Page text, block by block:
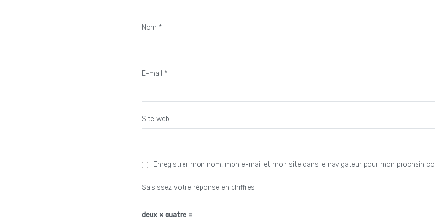
Nom *
E-mail *
Site web
Enregistrer mon nom, mon e-mail et mon site dans le navigateur pour mon prochain
Saisissez votre réponse en chiffres
deux × quatre =